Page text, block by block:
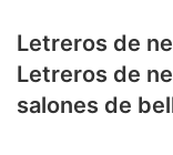
Letreros de
Letreros de
salones de